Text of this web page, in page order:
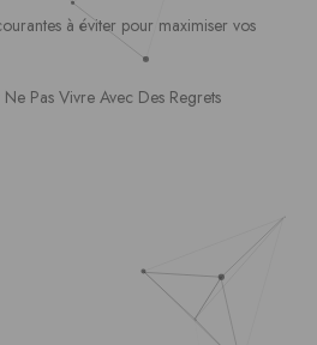
à éviter pour maximiser vos
Pas Vivre Avec Des Regrets